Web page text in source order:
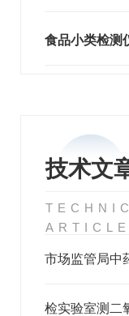
食品小类检测
技术文